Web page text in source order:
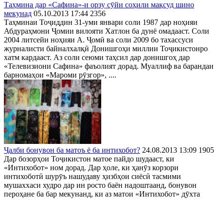
Таҳмина дар «Сафина»-и орзу сӯйи соҳили мақсуд шино
мекунад 05.10.2013 17:44 2356
Таҳминаи Тоҷиддин 31-уми январи соли 1987 дар ноҳияи
Абдураҳмони Ҷомии вилояти Хатлон ба дунё омадааст. Соли
2004 литсейи ноҳияи А. Ҷомӣ ва соли 2009 бо тахассуси
журналисти байналхалқӣ Донишгоҳи миллии Тоҷикистонро
хатм кардааст. Аз соли сеюми таҳсил дар донишгоҳ дар
«Телевизиони Сафина» фаъолият дорад. Муаллиф ва барандаи
барномаҳои «Мароми рӯзгор», ....
Ҷалби бонувон ба матоъ ё ба интихобот? 24.08.2013 13:09 1905
Дар бозорҳои Тоҷикистон матое пайдо шудааст, ки
«Интихобот» ном дорад. Дар ҳоле, ки ҳанӯз корзори
интихоботӣ шурӯъ нашудаву ҳизбҳои сиёсӣ тасмими
мушаххаси худро дар ин росто баён надоштаанд, бонувон
пероҳане ба бар мекунанд, ки аз матои «Интихобот» дӯхта